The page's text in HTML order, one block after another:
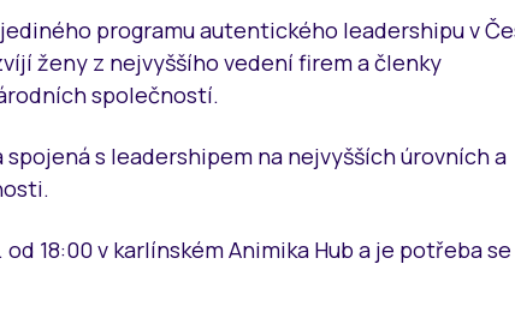
programu autentického leadershipu v
ženy z nejvyššího vedení firem a členky
společností.
s leadershipem na nejvyšších úrovních a
od 18:00 v karlínském Animika Hub a je potřeba